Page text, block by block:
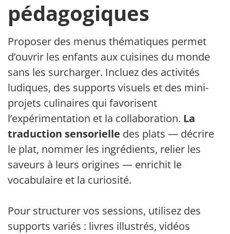
pédagogiques
Proposer des menus thématiques permet
d’ouvrir les enfants aux cuisines du monde
sans les surcharger. Incluez des activités
ludiques, des supports visuels et des mini-
projets culinaires qui favorisent
l’expérimentation et la collaboration. La
traduction sensorielle des plats — décrire
le plat, nommer les ingrédients, relier les
saveurs à leurs origines — enrichit le
vocabulaire et la curiosité.
Pour structurer vos sessions, utilisez des
supports variés : livres illustrés, vidéos